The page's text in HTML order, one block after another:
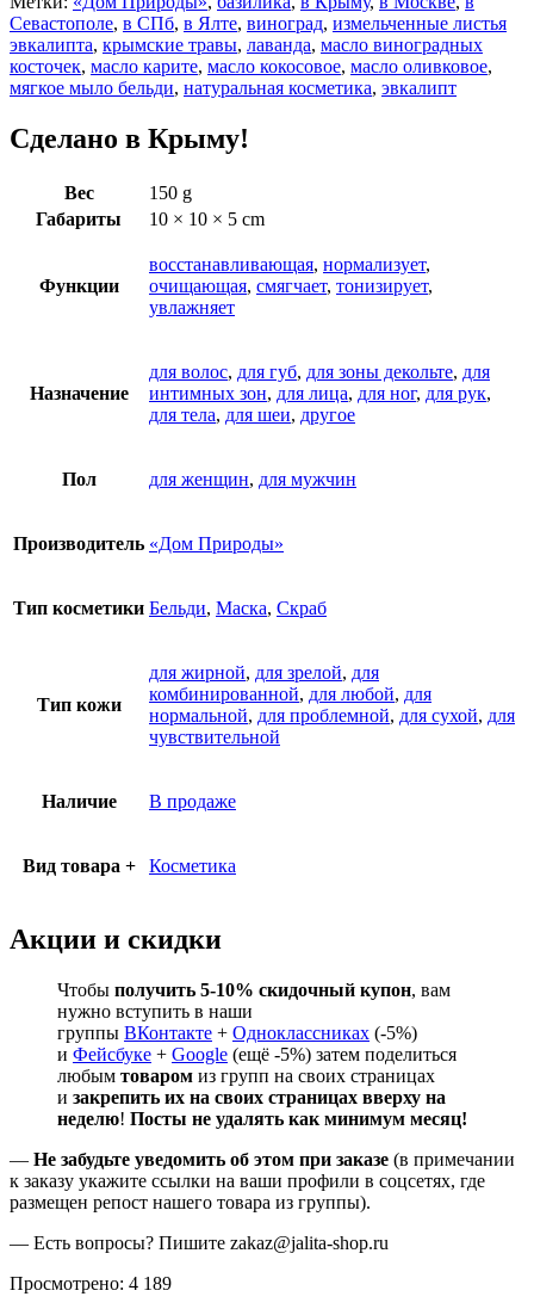
Севастополе, в СПб, в Ялте, виноград, измельченные листья
эвкалипта, крымские травы, лаванда, масло виноградных
косточек, масло карите, масло кокосовое, масло оливковое,
мягкое мыло бельди, натуральная косметика, эвкалипт
Сделано в Крыму!
Вес
150 g
Габариты
10 × 10 × 5 cm
Функции
восстанавливающая, нормализует,
очищающая, смягчает, тонизирует,
увлажняет
Назначение
для волос, для губ, для зоны декольте, для
интимных зон, для лица, для ног, для рук,
для тела, для шеи, другое
Пол для женщин, для мужчин
Производитель «Дом Природы»
Тип косметики Бельди, Маска, Скраб
Тип кожи
для жирной, для зрелой, для
комбинированной, для любой, для
нормальной, для проблемной, для сухой, для
чувствительной
Наличие В продаже
Вид товара + Косметика
Акции и скидки
Чтобы получить 5-10% скидочный купон, вам
нужно вступить в наши
группы ВКонтакте + Одноклассниках (-5%)
и Фейсбуке + Google (ещё -5%) затем поделиться
любым товаром из групп на своих страницах
и закрепить их на своих страницах вверху на
неделю! Посты не удалять как минимум месяц!
— Не забудьте уведомить об этом при заказе (в примечании
к заказу укажите ссылки на ваши профили в соцсетях, где
размещен репост нашего товара из группы).
— Есть вопросы? Пишите zakaz@jalita-shop.ru
Просмотрено: 4 189